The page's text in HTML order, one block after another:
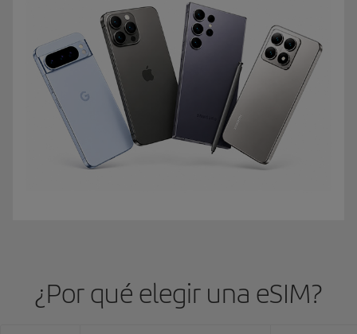
¿Por qué elegir una eSIM?